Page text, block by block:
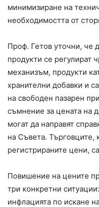
минимизиране на
необходимостта от
Проф. Гетов уточни, че
продукти се регулират
механизъм, продукти
хранителни добавки и
на свободен пазарен
съмнение за цената на
могат да направят
на Съвета. Търговците,
регистрираните цени,
Повишение на цените
три конкретни
инфлацията по искане